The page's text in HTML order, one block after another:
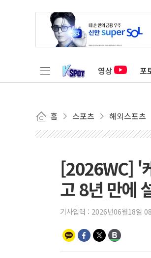
영상 포
홈 스포츠 해외스포츠
[2026WC] '
고 8년 만에
기사입력 : 2026년06월18일